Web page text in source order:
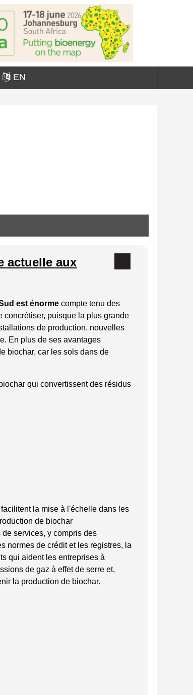
EN
actuelle aux
est énorme compte tenu des
concrétiser, puisque la plus grande
de production, nouvelles
En plus de ses avantages
biochar, car les sols dans de
qui convertissent des résidus
la mise à l'échelle dans les
de biochar
services, y compris des
normes de crédit et les registres, la
qui aident les entreprises à
de gaz à effet de serre et,
la production de biochar.